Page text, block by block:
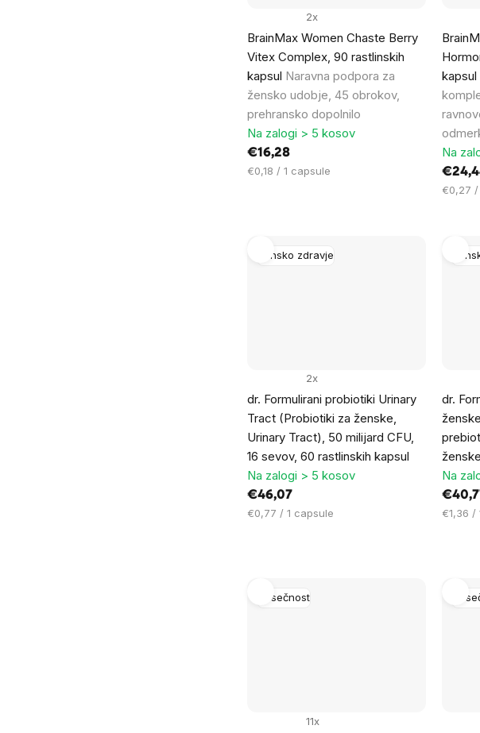
BrainMax Women Chaste Berry
Vitex Complex, 90 rastlinskih
kapsul Naravna podpora za
žensko udobje, 45 obrokov,
prehransko dopolnilo
2x
Na zalogi > 5 kosov
€16,28
Cena
€0,18 / 1 capsule
kapsul
Na
Cena
€0,27 /
Žensko zdravje
dr. Formulirani probiotiki Urinary
Tract (Probiotiki za ženske,
Urinary Tract), 50 milijard CFU,
16 sevov, 60 rastlinskih kapsul
2x
Na zalogi > 5 kosov
€46,07
Cena
€0,77 / 1 capsule
dr.
Na
Cena
€1,36 /
Nosečnost
11x